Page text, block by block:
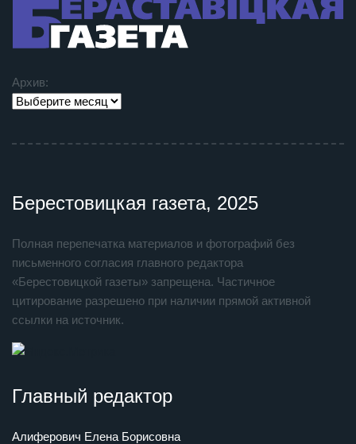
Архив:
Берестовицкая газета, 2025
Полная перепечатка материалов и фотографий без
письменного согласия главного редактора
«Берестовицкой газеты» запрещена. Частичное
цитирование разрешено при наличии прямой активной
ссылки на источник.
Главный редактор
Алиферович Елена Борисовна